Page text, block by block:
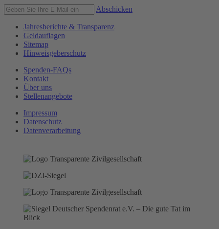
Abschicken
Jahresberichte & Transparenz
Geldauflagen
Sitemap
Hinweisgeberschutz
Spenden-FAQs
Kontakt
Über uns
Stellenangebote
Impressum
Datenschutz
Datenverarbeitung